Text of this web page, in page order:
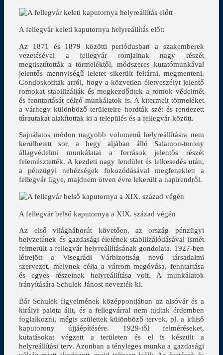
A fellegvár keleti kaputornya helyreállítás előtt
Az 1871 és 1879 közötti periódusban a szakemberek
vezetésével a fellegvár romjainak nagy részét
megtisztították a törmeléktől, módszeres kutatómunkával
jelentős mennyiségű leletet sikerült feltárni, megmenteni.
Gondoskodtak arról, hogy a közvetlen életveszélyt jelentő
romokat stabilizálják és megkezdődtek a romok védelmét
és fenntartását célzó munkálatok is. A kitermelt törmeléket
a várhegy különböző területeire hordták szét és rendezett
túrautakat alakítottak ki a település és a fellegvár között.
Sajnálatos módon nagyobb volumenű helyreállításra nem
kerülhetett sor, a hegy aljában álló Salamon-torony
állagvédelmi munkálatai a források jelentős részét
felemésztették. A kezdeti nagy lendület és lelkesedés után,
a pénzügyi nehézségek fokozódásával megfeneklett a
fellegvár ügye, majdnem ötven évre lekerült a napirendről.
A fellegvár belső kaputornya a XIX. század végén
Az első világháborút követően, az ország pénzügyi
helyzetének és gazdasági életének stabilizálódásával ismét
felmerült a fellegvár helyreállításának gondolata. 1927-ben
létrejött a Visegrádi Várbizottság nevű társadalmi
szervezet, melynek célja a várrom megóvása, fenntartása
és egyes részeinek helyreállítása volt. A munkálatok
irányítására Schulek Jánost nevezték ki.
Bár Schulek figyelmének középpontjában az alsóvár és a
királyi palota állt, és a fellegvárral nem tudtak érdemben
foglalkozni, mégis születtek különböző tervek, pl. a külső
kaputorony újjáépítésére. 1929-től felméréseket,
kutatásokat végzett a területen és el is készült a
helyreállítási terv. Azonban a tényleges munka a gazdasági